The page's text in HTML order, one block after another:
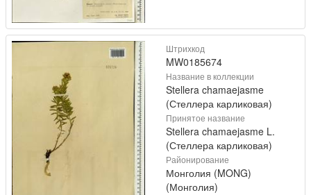
Штрихкод
MW0185674
Название в коллекции
Stellera chamaejasme
(Стеллера карликовая)
Принятое название
Stellera chamaejasme L.
(Стеллера карликовая)
Районирование
Монголия (MONG)
(Монголия)